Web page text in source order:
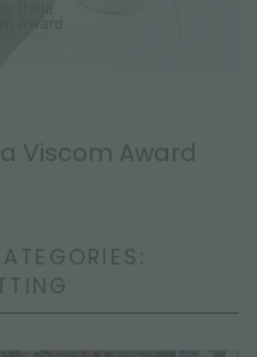
Viscom Award